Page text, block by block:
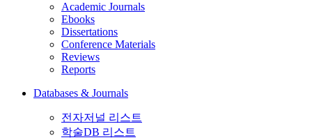
Academic Journals
Ebooks
Dissertations
Conference Materials
Reviews
Reports
Databases & Journals
전자저널 리스트
학술DB 리스트